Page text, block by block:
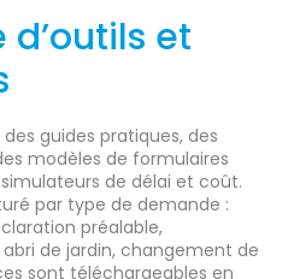
et
guides pratiques, des
modèles de formulaires
de délai et coût.
par type de demande :
préalable,
de jardin, changement de
sont téléchargeables en